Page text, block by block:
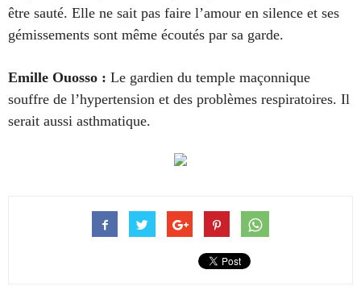
être sauté. Elle ne sait pas faire l’amour en silence et ses
gémissements sont même écoutés par sa garde.
Emille Ouosso : Le gardien du temple maçonnique
souffre de l’hypertension et des problèmes respiratoires. Il
serait aussi asthmatique.